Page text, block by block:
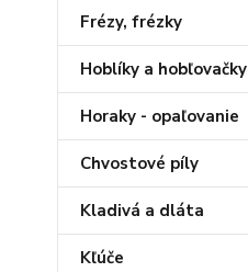
Frézy, frézky
Hoblíky a hobľovačky
Horaky - opaľovanie
Chvostové píly
Kladivá a dláta
Kľúče